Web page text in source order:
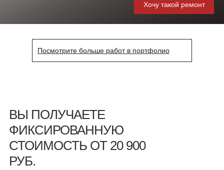
Хочу такой ремонт
Посмотрите больше работ в портфолио
ВЫ ПОЛУЧАЕТЕ
ФИКСИРОВАННУЮ
СТОИМОСТЬ ОТ 20 900
РУБ.